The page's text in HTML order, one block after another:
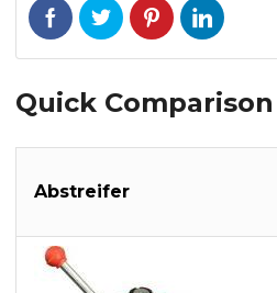
Quick Comparison
Abstreifer